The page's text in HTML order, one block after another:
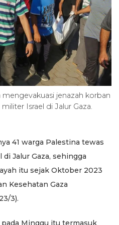
jenazah korban
Israel di Jalur Gaza.
41 warga Palestina tewas
di Jalur Gaza, sehingga
itu sejak Oktober 2023
Kesehatan Gaza
3).